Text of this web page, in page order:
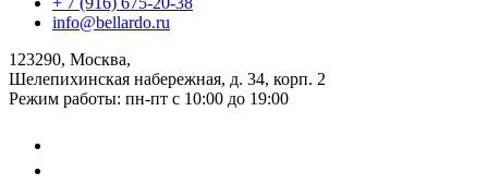
info@bellardo.ru
123290, Москва,
Шелепихинская набережная, д. 34, корп. 2
Режим работы: пн-пт с 10:00 до 19:00